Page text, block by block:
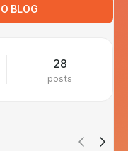
BLOG
28
posts